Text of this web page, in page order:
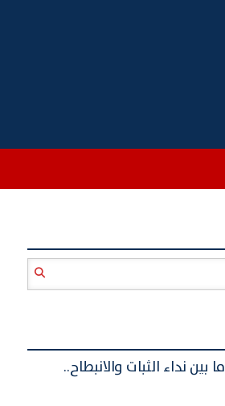
ما بين نداء الثبات والانبطاح..